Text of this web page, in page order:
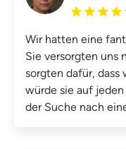
Wir hatten eine
Sie versorgten uns
sorgten dafür, dass
würde sie auf
der Suche nach